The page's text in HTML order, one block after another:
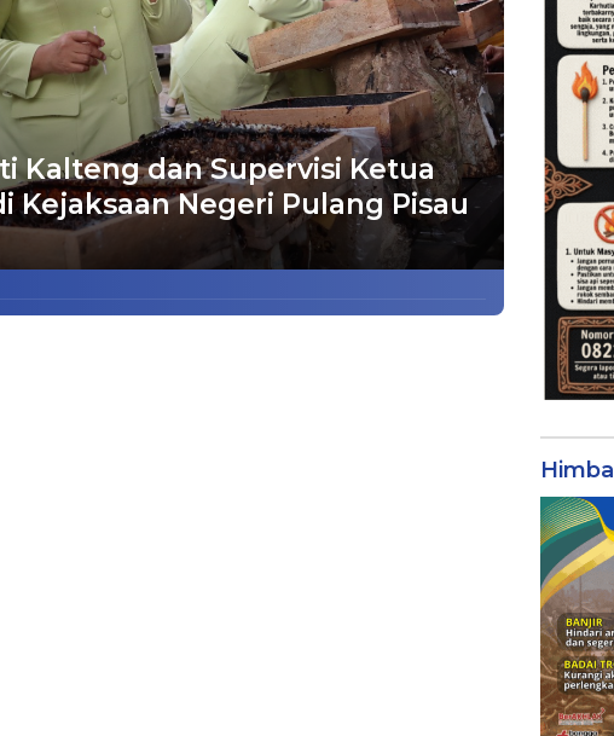
Kalteng dan Supervisi Ketua
Kejaksaan Negeri Pulang Pisau